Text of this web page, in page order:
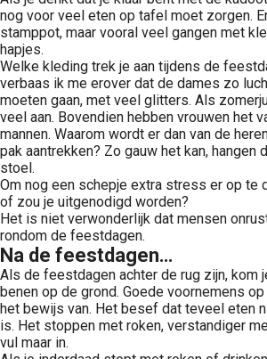
nog voor veel eten op tafel moet zorgen.
stamppot, maar vooral veel gangen met
hapjes.
Welke kleding trek je aan tijdens de
verbaas ik me erover dat de dames zo
moeten gaan, met veel glitters. Als
veel aan. Bovendien hebben vrouwen het
mannen. Waarom wordt er dan van de
pak aantrekken? Zo gauw het kan, hangen
stoel.
Om nog een schepje extra stress er op te
of zou je uitgenodigd worden?
Het is niet verwonderlijk dat mensen
rondom de feestdagen.
Na de feestdagen…
Als de feestdagen achter de rug zijn, kom
benen op de grond. Goede voornemens
het bewijs van. Het besef dat teveel eten
is. Het stoppen met roken, verstandiger
vul maar in.